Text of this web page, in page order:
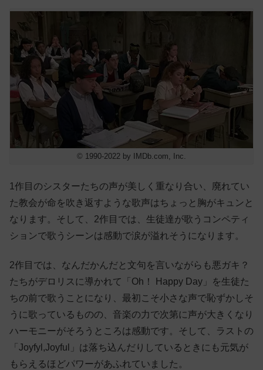
© 1990-2022 by IMDb.com, Inc.
1作目のシスターたちの声が美しく重なり合い、廃れてい
た教会が命を吹き返すような歌声はちょっと胸がキュンと
なります。そして、2作目では、生徒達が歌うコンペティ
ションで歌うシーンは感動で涙が溢れそうになります。
2作目では、なんだかんだと文句を言いながらも悪ガキ？
たちがデロリスに導かれて「Oh！ Happy Day」を生徒た
ちの前で歌うことになり、最初こそ小さな声で恥ずかしそ
うに歌っているものの、音楽の力で次第に声が大きくなり
ハーモニーがそろうところは感動です。そして、ラストの
「Joyfyl,Joyful」は落ち込んだりしているときにも元気が
もらえるほどパワーがあふれていました。